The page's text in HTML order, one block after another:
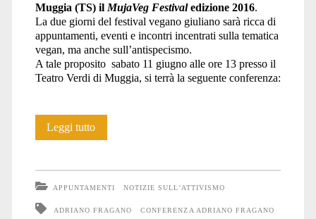
Muggia (TS) il MujaVeg Festivaledizione 2016.
La due giorni del festival vegano giuliano sarà ricca di
appuntamenti, eventi e incontri incentrati sulla tematica
vegan, ma anche sull’antispecismo.
A tale proposito sabato 11 giugno alle ore 13 presso il
Teatro Verdi di Muggia, si terrà la seguente conferenza:
Leggi tuttoVeganzetta
APPUNTAMENTI NOTIZIE SULL'ATTIVISMO
ADRIANO FRAGANO
CONFERENZA ADRIANO FRAGANO